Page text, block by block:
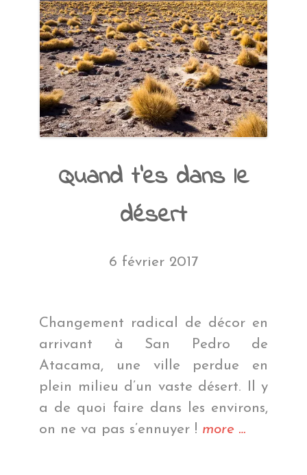
Quand t’es dans le
désert
6 février 2017
Changement radical de décor en
arrivant à San Pedro de
Atacama, une ville perdue en
plein milieu d’un vaste désert. Il y
a de quoi faire dans les environs,
on ne va pas s’ennuyer ! more « Quand
…